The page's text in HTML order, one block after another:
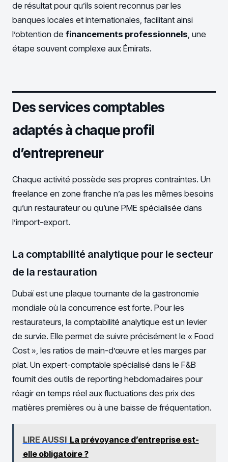
de résultat pour qu’ils soient reconnus par les
banques locales et internationales, facilitant ainsi
l’obtention de financements professionnels, une
étape souvent complexe aux Émirats.
Des services comptables
adaptés à chaque profil
d’entrepreneur
Chaque activité possède ses propres contraintes. Un
freelance en zone franche n’a pas les mêmes besoins
qu’un restaurateur ou qu’une PME spécialisée dans
l’import-export.
La comptabilité analytique pour le secteur
de la restauration
Dubaï est une plaque tournante de la gastronomie
mondiale où la concurrence est forte. Pour les
restaurateurs, la comptabilité analytique est un levier
de survie. Elle permet de suivre précisément le « Food
Cost », les ratios de main-d’œuvre et les marges par
plat. Un expert-comptable spécialisé dans le F&B
fournit des outils de reporting hebdomadaires pour
réagir en temps réel aux fluctuations des prix des
matières premières ou à une baisse de fréquentation.
LIRE AUSSI La prévoyance d’entreprise est-
elle obligatoire ?